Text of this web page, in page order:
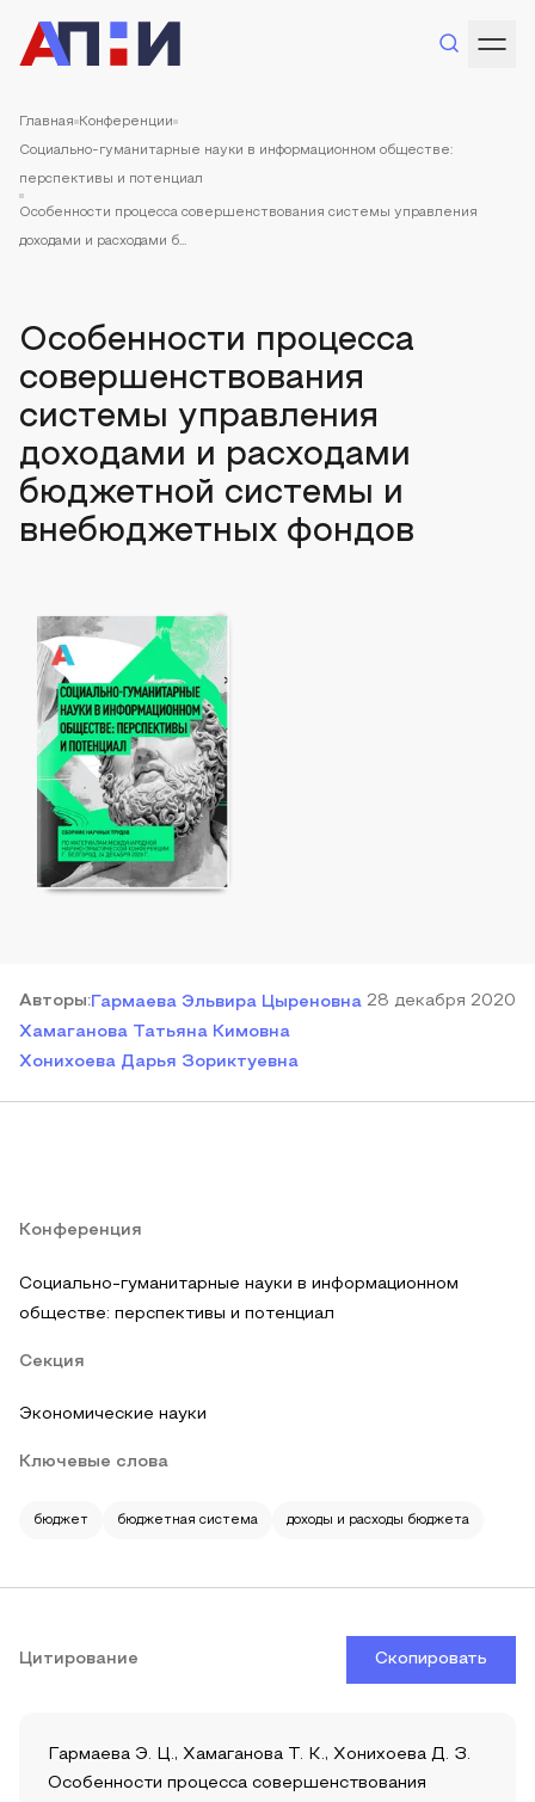
Главная Конференции
Социально-гуманитарные науки в информационном обществе:
перспективы и потенциал
Особенности процесса совершенствования системы управления
доходами и расходами б...
Особенности процесса
совершенствования
системы управления
доходами и расходами
бюджетной системы и
внебюджетных фондов
Авторы:Гармаева Эльвира Цыреновна
Хамаганова Татьяна Кимовна
Хонихоева Дарья Зориктуевна
28 декабря 2020
Конференция
Социально-гуманитарные науки в информационном
обществе: перспективы и потенциал
Секция
Экономические науки
Ключевые слова
бюджет бюджетная система доходы и расходы бюджета
Цитирование Скопировать
Гармаева Э. Ц., Хамаганова Т. К., Хонихоева Д. З.
Особенности процесса совершенствования